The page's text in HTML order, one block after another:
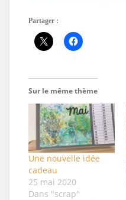
Partager :
Sur le même thème
Une nouvelle idée
cadeau
25 mai 2020
Dans "scrap"